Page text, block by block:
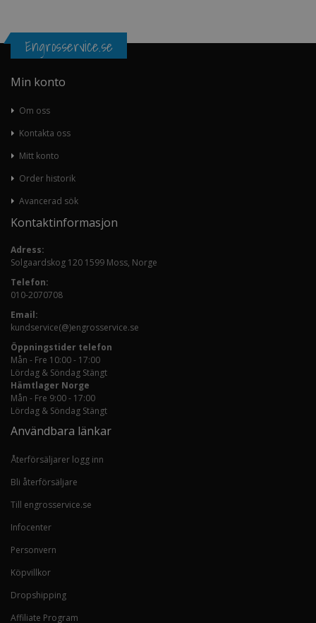
Engrosservice.se
Min konto
Om oss
Kontakta oss
Mitt konto
Order historik
Avancerad sök
Kontaktinformasjon
Adress:
Solgaardskog 120 1599 Moss, Norge
Telefon:
010-2070708
Email:
kundservice(@)engrosservice.se
Öppningstider telefon
Mån - Fre 10:00 - 17:00
Lördag & Söndag Stängt
Hämtlager Norge
Mån - Fre 9:00 - 17:00
Lördag & Söndag Stängt
Användbara länkar
Återförsäljarer logg inn
Bli återförsäljare
Till engrosservice.se
Infocenter
Personvern
Köpvillkor
Dropshipping
Affiliate Program